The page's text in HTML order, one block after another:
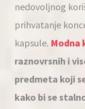
nedovoljnog
prihvatanje
kapsule. Modna
raznovrsnih i
predmeta koji
kako bi se